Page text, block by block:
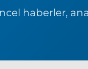
haberler,